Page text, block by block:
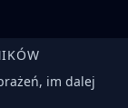
im dalej